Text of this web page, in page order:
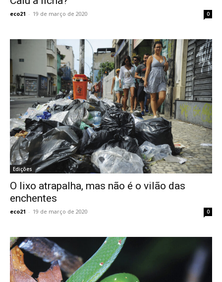
eco21 - 19 de março de 2020 0
Edições
O lixo atrapalha, mas não é o vilão das
enchentes
eco21 - 19 de março de 2020 0